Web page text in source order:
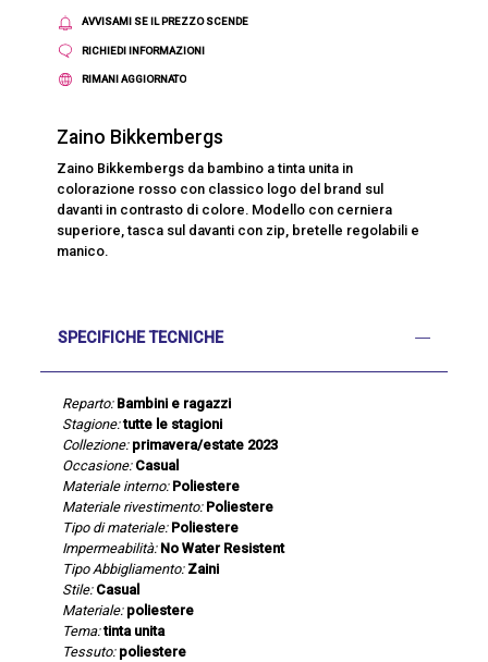
AVVISAMI SE IL PREZZO SCENDE
RICHIEDI INFORMAZIONI
RIMANI AGGIORNATO
Zaino Bikkembergs
Zaino Bikkembergs da bambino a tinta unita in
colorazione rosso con classico logo del brand sul
davanti in contrasto di colore. Modello con cerniera
superiore, tasca sul davanti con zip, bretelle regolabili e
manico.
SPECIFICHE TECNICHE
Reparto: Bambini e ragazzi
Stagione: tutte le stagioni
Collezione: primavera/estate 2023
Occasione: Casual
Materiale interno: Poliestere
Materiale rivestimento: Poliestere
Tipo di materiale: Poliestere
Impermeabilità: No Water Resistent
Tipo Abbigliamento: Zaini
Stile: Casual
Materiale: poliestere
Tema: tinta unita
Tessuto: poliestere